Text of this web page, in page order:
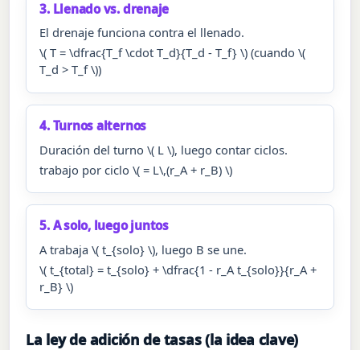
3. Llenado vs. drenaje
El drenaje funciona contra el llenado.
\( T = \dfrac{T_f \cdot T_d}{T_d - T_f} \) (cuando \(
T_d > T_f \))
4. Turnos alternos
Duración del turno \( L \), luego contar ciclos.
trabajo por ciclo \( = L\,(r_A + r_B) \)
5. A solo, luego juntos
A trabaja \( t_{solo} \), luego B se une.
\( t_{total} = t_{solo} + \dfrac{1 - r_A t_{solo}}{r_A +
r_B} \)
La ley de adición de tasas (la idea clave)